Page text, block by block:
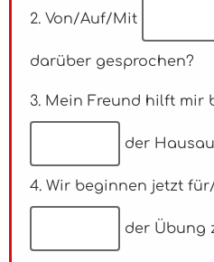
2. Von/Auf/Mit
darüber gesprochen?
3. Mein Freund hilft
der
4. Wir beginnen jetzt
der Übung